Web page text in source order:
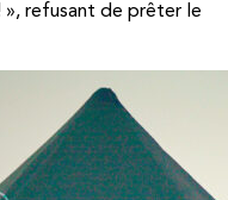
», refusant de prêter le